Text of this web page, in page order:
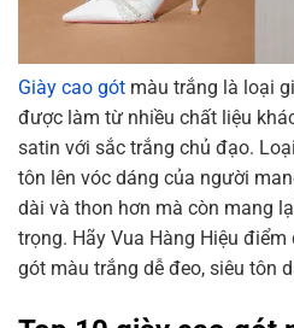
Embellished Bow Low
Giày sandal màu trắng
White Tabi Heeled
Giày cao gót màu trắng
Leather Slingback Pump
Giày cao gót màu trắng
Wedge Espadrilles Leather
Giày cao gót Manolo
Giày cao gót màu trắng là loại
được làm từ nhiều chất liệu
satin với sắc trắng chủ đạo.
tôn lên vóc dáng của người
dài và thon hơn mà còn mang
trọng. Hãy Vua Hàng Hiệu
gót màu trắng dễ đeo, siêu tôn